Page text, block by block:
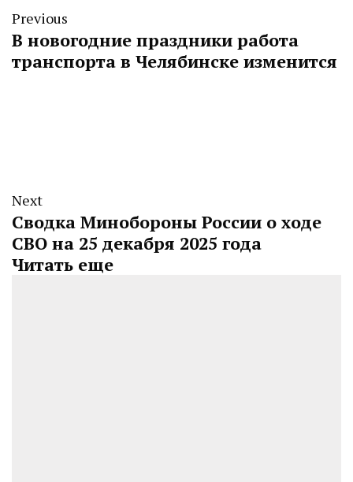
Previous
В новогодние праздники работа
транспорта в Челябинске изменится
Next
Сводка Минобороны России о ходе
СВО на 25 декабря 2025 года
Читать еще